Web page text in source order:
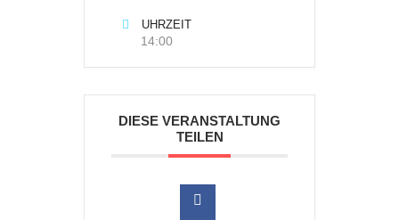
UHRZEIT
14:00
DIESE VERANSTALTUNG
TEILEN